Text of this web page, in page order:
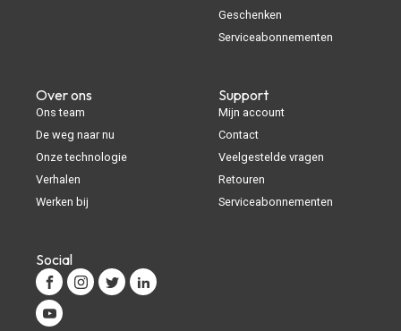
Geschenken
Serviceabonnementen
Over ons
Ons team
De weg naar nu
Onze technologie
Verhalen
Werken bij
Support
Mijn account
Contact
Veelgestelde vragen
Retouren
Serviceabonnementen
Social